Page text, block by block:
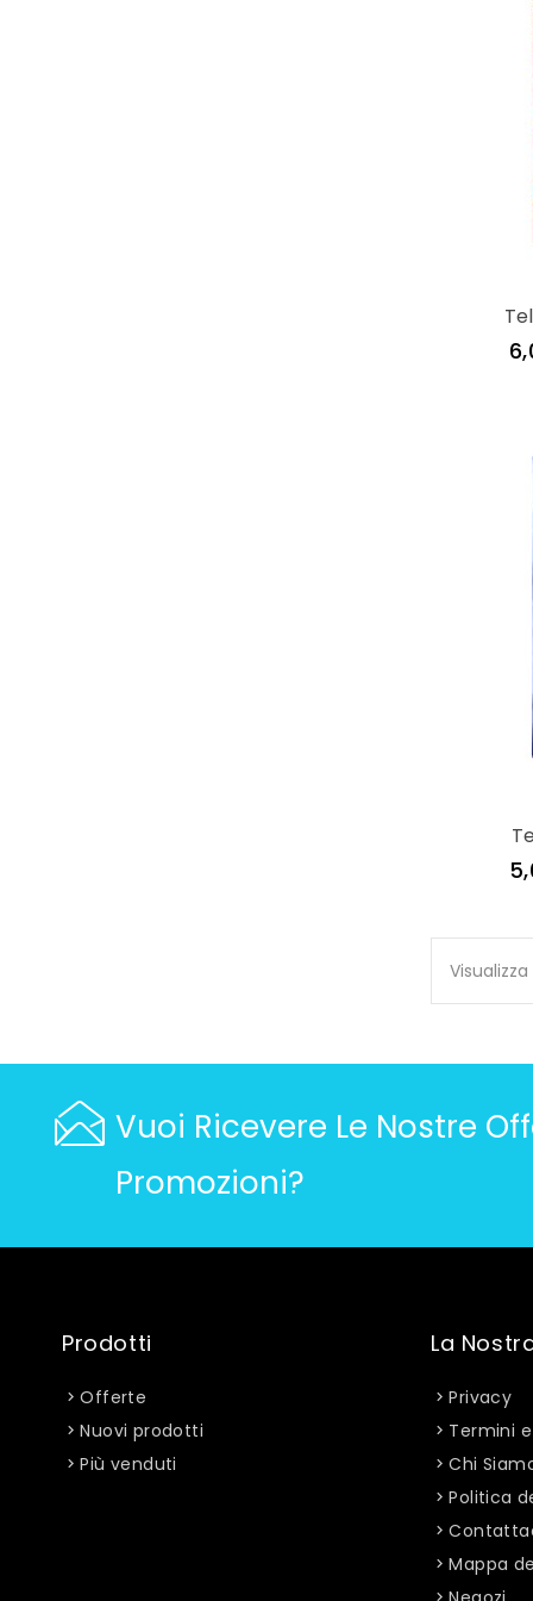
Vuoi Ricevere Le Nostre
Promozioni?
Prodotti
Offerte
Nuovi prodotti
Più venduti
La
Privacy
Termini
Chi
Politica
Mappa